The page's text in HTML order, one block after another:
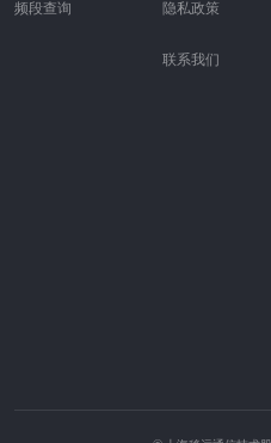
频段查询
隐私政策
联系我们